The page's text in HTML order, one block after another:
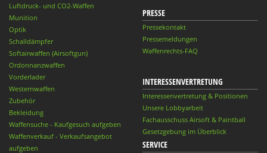
Luftdruck- und CO2-Waffen
Munition
Optik
Schalldämpfer
Softairwaffen (Airsoftgun)
Ordonnanzwaffen
Vorderlader
Westernwaffen
Zubehör
Bekleidung
Waffensuche - Kaufgesuch aufgeben
Waffenverkauf - Verkaufsangebot
aufgeben
PRESSE
Pressekontakt
Pressemeldungen
Waffenrechts-FAQ
INTERESSENVERTRETUNG
Interessenvertretung & Positionen
Unsere Lobbyarbeit
Fachausschuss Airsoft & Paintball
Gesetzgebung im Überblick
SERVICE